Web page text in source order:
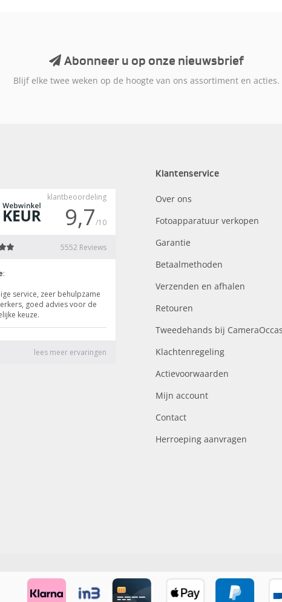
Abonneer u op onze nieuwsbrief
Blijf elke twee weken op de hoogte van ons assortiment en acties.
Klantenservice
Over ons
Fotoapparatuur verkopen
Garantie
Betaalmethoden
Verzenden en afhalen
Retouren
Tweedehands bij
Klachtenregeling
Actievoorwaarden
Mijn account
Contact
Herroeping aanvragen